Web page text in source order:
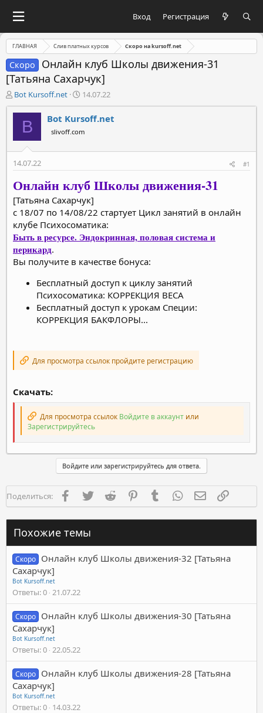
Вход Регистрация
ГЛАВНАЯ Слив платных курсов Скоро на kursoff.net
Скоро
Онлайн клуб Школы движения-31
[Татьяна Сахарчук]
А
в
т
м
Bot Kursoff.net
Д
а
т
а
н
а
а
14.07.22
B Bot Kursoff.net
slivoff.com
14.07.22 #1
Онлайн клуб Школы движения-31
[Татьяна Сахарчук]
с 18/07 по 14/08/22 стартует Цикл занятий в онлайн
клубе Психосоматика:
Быть в ресурсе. Эндокринная, половая система и
перикард.
Вы получите в качестве бонуса:
Бесплатный доступ к циклу занятий
Психосоматика: КОРРЕКЦИЯ ВЕСА
Бесплатный доступ к урокам Специи:
КОРРЕКЦИЯ БАКФЛОРЫ...
Для просмотра ссылок пройдите регистрацию
Скачать:
Для просмотра ссылок Войдите в аккаунт или
Зарегистрируйтесь
Войдите или зарегистрируйтесь для ответа.
Поделиться: FacebookTwitter Reddit PinterestTumblr WhatsAppЭлектронная
Похожие темы
Скоро Онлайн клуб Школы движения-32 [Татьяна
Сахарчук]
Bot Kursoff.net
Ответы 0 21.07.22
Скоро Онлайн клуб Школы движения-30 [Татьяна
Сахарчук]
Bot Kursoff.net
Ответы 0 22.05.22
Скоро Онлайн клуб Школы движения-28 [Татьяна
Сахарчук]
Bot Kursoff.net
Ответы 0 14.03.22